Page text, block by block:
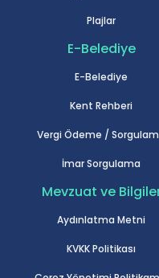
Plajlar
E-Belediye
E-Belediye
Kent Rehberi
Vergi Ödeme /
İmar Sorgulama
Mevzuat ve
Aydınlatma Metni
KVKK Politikası